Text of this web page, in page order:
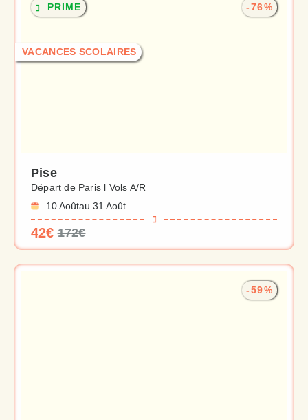
PRIME
VACANCES SCOLAIRES
-76%
Pise
Départ de Paris l Vols A/R
10 Aoûtau 31 Août
42€ 172€
-59%